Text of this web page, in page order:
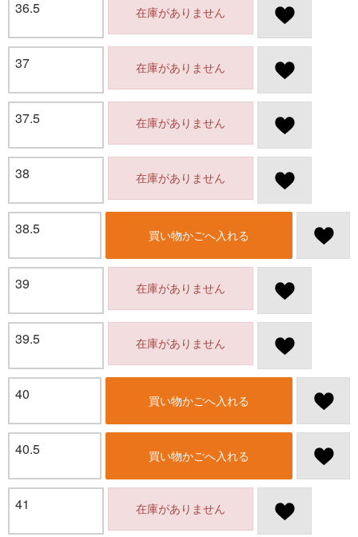
36.5 在庫がありません
37 在庫がありません
37.5 在庫がありません
38 在庫がありません
38.5 買い物かごへ入れる
39 在庫がありません
39.5 在庫がありません
40 買い物かごへ入れる
40.5 買い物かごへ入れる
41 在庫がありません